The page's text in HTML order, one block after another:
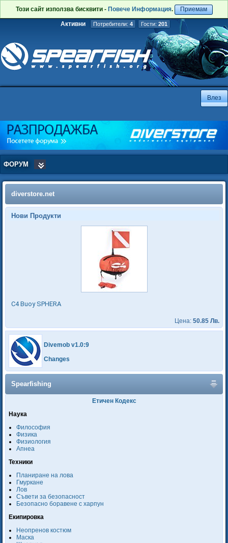
Този сайт използва бисквити - Повече Информация. Приемам
Активни Потребители: 4 Гости: 201
ФОРУМ
diverstore.net
Нови Продукти
C4 Buoy SPHERA
Цена: 50.85 Лв.
Divemob v1.0:9
Changes
Spearfishing
Етичен Кодекс
Наука
Философия
Физика
Физиология
Апнеа
Техники
Планиране на лова
Гмуркане
Лов
Съвети за безопасност
Безопасно боравене с харпун
Екипировка
Неопренов костюм
Маска